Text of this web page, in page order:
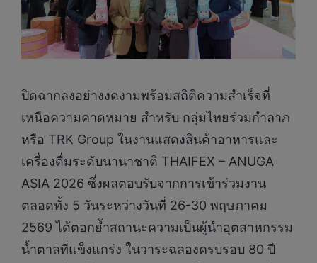
ปิดฉากลงอย่างงดงามพร้อมสถิติความสำเร็จที่
เหนือความคาดหมาย สำหรับ กลุ่มไทยร่วมกำลาภ
หรือ TRK Group ในงานแสดงสินค้าอาหารและ
เครื่องดื่มระดับนานาชาติ THAIFEX – ANUGA
ASIA 2026 ซึ่งผลตอบรับจากการเข้าร่วมงาน
ตลอดทั้ง 5 วันระหว่างวันที่ 26-30 พฤษภาคม
2569 ได้ตอกย้ำสถานะความเป็นผู้นำอุตสาหกรรม
น้ำตาลที่แข็งแกร่ง ในวาระฉลองครบรอบ 80 ปี